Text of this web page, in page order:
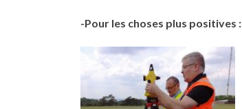
-Pour les choses plus positives :